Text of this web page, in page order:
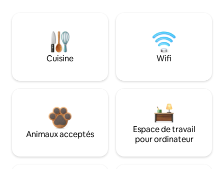
Cuisine Wifi
Animaux acceptés
Espace de travail
pour ordinateur